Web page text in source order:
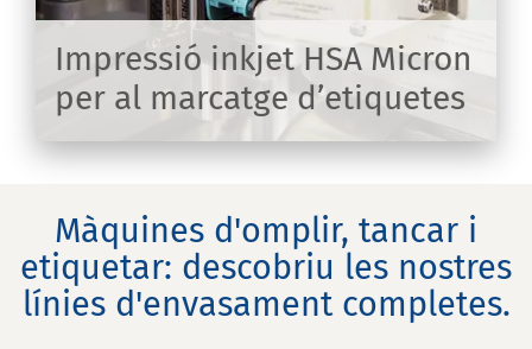
Impressió inkjet HSA Micron
per al marcatge d’etiquetes
Màquines d'omplir, tancar i
etiquetar: descobriu les nostres
línies d'envasament completes.